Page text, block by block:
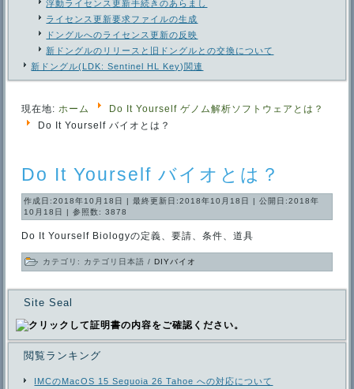
浮動ライセンス更新手続きのあらまし
ライセンス更新要求ファイルの生成
ドングルへのライセンス更新の反映
新ドングルのリリースと旧ドングルとの交換について
新ドングル(LDK: Sentinel HL Key)関連
現在地: ホーム
Do It Yourself ゲノム解析ソフトウェアとは？
Do It Yourself バイオとは？
Do It Yourself バイオとは？
作成日:2018年10月18日 |最終更新日:2018年10月18日 |公開日:2018年
10月18日
|参照数: 3878
Do It Yourself Biologyの定義、要請、条件、道具
カテゴリ: カテゴリ日本語 /DIYバイオ
Site Seal
閲覧ランキング
IMCのMacOS 15 Sequoia 26 Tahoe への対応について